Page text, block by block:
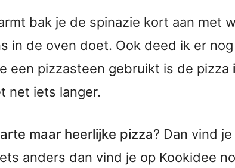
bak je de spinazie kort aan met
in de oven doet. Ook deed ik er
een pizzasteen gebruikt is de pizza
net iets langer.
maar heerlijke pizza? Dan vind
anders dan vind je op Kookidee